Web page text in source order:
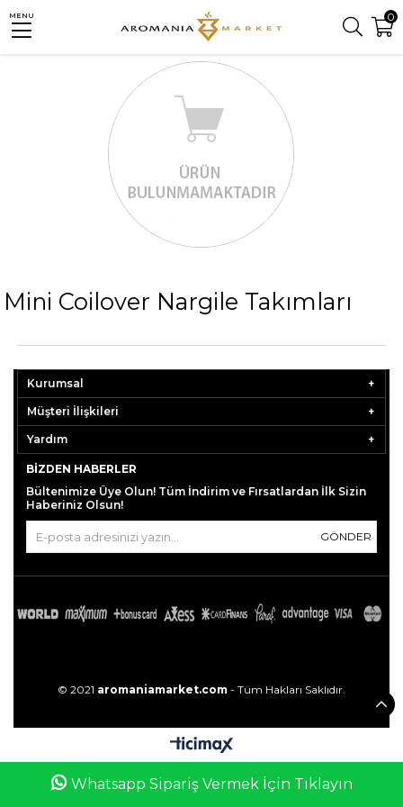
MENU 0
Mini Coilover Nargile Takımları
Kurumsal
Müşteri İlişkileri
Yardım
BIZDEN HABERLER
Bültenimize Üye Olun! Tüm İndirim ve Fırsatlardan İlk Sizin
Haberiniz Olsun!
GÖNDER
© 2021 aromaniamarket.com - Tüm Hakları Saklıdır.
Whatsapp Sipariş Vermek İçin Tıklayın
Favorilerim Sepetim Üye Girişi